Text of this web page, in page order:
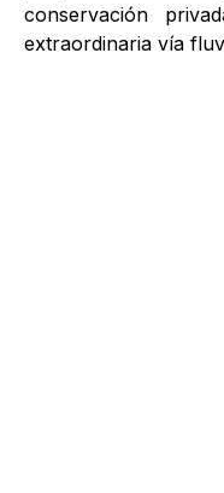
conservación
extraordinaria vía